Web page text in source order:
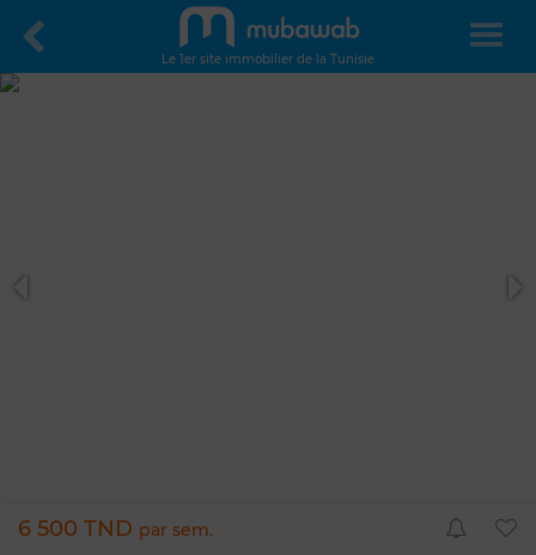
Le 1er site immobilier de la Tunisie
6 500 TND par sem.